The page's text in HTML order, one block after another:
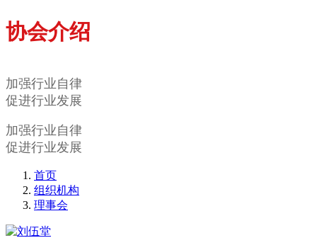
协会介绍
加强行业自律
促进行业发展
加强行业自律
促进行业发展
首页
组织机构
理事会